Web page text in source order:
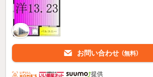
お問い合わせ （無料）
提供